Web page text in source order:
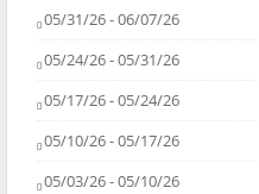
05/31/26 - 06/07/26
05/24/26 - 05/31/26
05/17/26 - 05/24/26
05/10/26 - 05/17/26
05/03/26 - 05/10/26